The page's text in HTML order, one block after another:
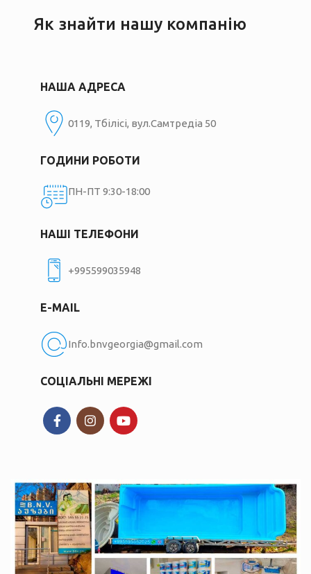
Як знайти нашу компанію
НАША АДРЕСА
0119, Тбілісі, вул.Самтредіа 50
ГОДИНИ РОБОТИ
ПН-ПТ 9:30-18:00
НАШІ ТЕЛЕФОНИ
+995599035948
E-MAIL
Info.bnvgeorgia@gmail.com
СОЦІАЛЬНІ МЕРЕЖІ